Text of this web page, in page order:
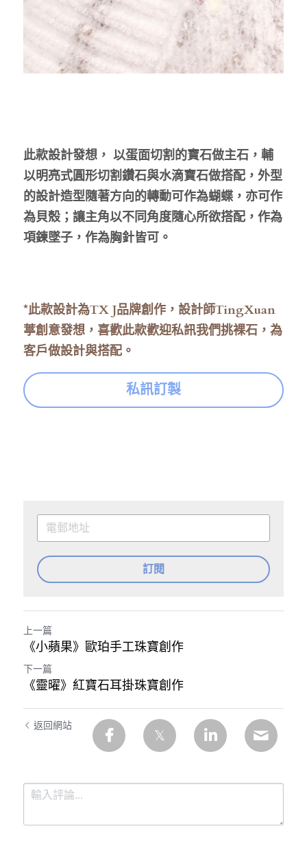
此款設計發想， 以蛋面切割的寶石做主石，輔
以明亮式圓形切割鑽石與水滴寶石做搭配，外型
的設計造型隨著方向的轉動可作為蝴蝶，亦可作
為貝殼；讓主角以不同角度隨心所欲搭配，作為
項鍊墜子，作為胸針皆可。
*此款設計為TX J品牌創作，設計師TingXuan
葶創意發想，喜歡此款歡迎私訊我們挑裸石，為
客戶做設計與搭配。
私訊訂製
訂閱
上一篇
《小蘋果》歐珀手工珠寶創作
下一篇
《靈曜》紅寶石耳掛珠寶創作
返回網站